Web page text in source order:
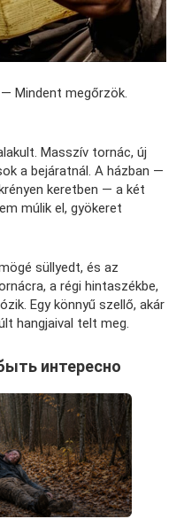
Mindent megőrzök.
Masszív tornác, új
a bejáratnál. A házban —
keretben — a két
múlik el, gyökeret
süllyedt, és az
a régi hintaszékbe,
Egy könnyű szellő, akár
hangjaival telt meg.
интересно